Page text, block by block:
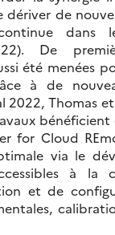
de
dans
De
été menées
à de
Thomas
for Cloud
via le
à la
et de